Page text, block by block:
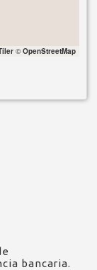
© OpenStreetMap
bancaria.